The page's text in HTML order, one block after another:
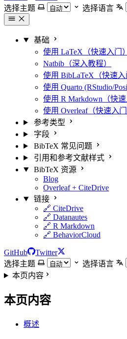
选择主题
选择语言
基础
使用 LaTeX（快速入门）
Natbib（深入教程）
使用 BibLaTeX（快速入
使用 Quarto (RStudio/
使用 R Markdown（快速
使用 Overleaf（快速入门
参考类型
字段
BibTeX 常见问题
引用和参考文献样式
BibTeX 资源
Blog
Overleaf + CiteDrive
链接
🔗 CiteDrive
🔗 Datanautes
🔗 R Markdown
🔗 BehaviorCloud
GitHub
Twitter
选择主题
选择语言
本页内容
本页内容
概述